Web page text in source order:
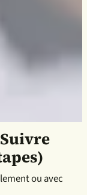
ou avec